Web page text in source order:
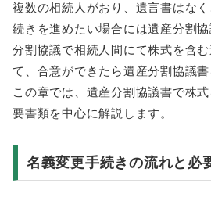
複数の相続人がおり、遺言書はな
続きを進めたい場合には遺産分割
分割協議で相続人間にて株式を含
て、合意ができたら遺産分割協議書
この章では、遺産分割協議書で株
要書類を中心に解説します。
名義変更手続きの流れと必